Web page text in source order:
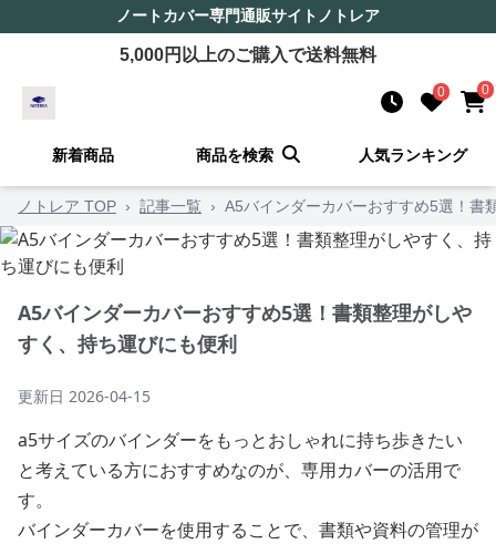
ノートカバー専門通販サイト ノトレア
5,000円以上のご購入で送料無料
0 0
新着商品 商品を検索 人気ランキング
ノトレア TOP › 記事一覧 › A5バインダーカバーおすすめ5選！書
A5バインダーカバーおすすめ5選！書類整理がしや
すく、持ち運びにも便利
更新日 2026-04-15
a5サイズのバインダーをもっとおしゃれに持ち歩きたい
と考えている方におすすめなのが、専用カバーの活用で
す。
バインダーカバーを使用することで、書類や資料の管理が